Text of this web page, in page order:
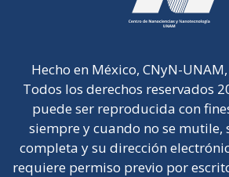
Hecho en México, CNyN-UNAM,
Todos los derechos reservados
puede ser reproducida con
siempre y cuando no se mutile,
completa y su dirección
requiere permiso previo por